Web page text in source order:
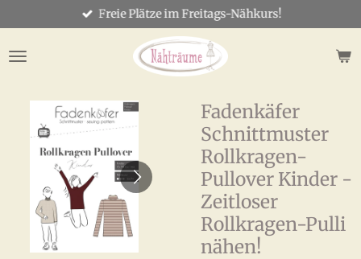
Hauptinhalt
springen
Freie Plätze im Freitags-Nähkurs!
Fadenkäfer
Schnittmuster
Rollkragen-
Pullover Kinder -
Zeitloser
Rollkragen-Pulli
nähen!